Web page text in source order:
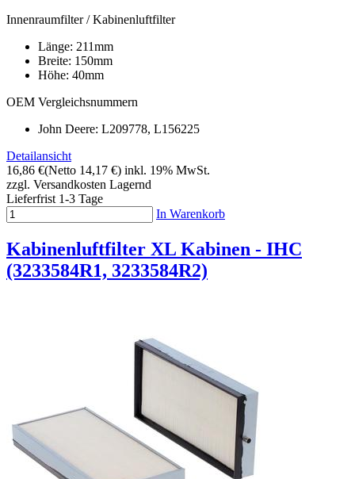
Innenraumfilter / Kabinenluftfilter
Länge: 211mm
Breite: 150mm
Höhe: 40mm
OEM Vergleichsnummern
John Deere: L209778, L156225
Detailansicht
16,86 €(Netto 14,17 €) inkl. 19% MwSt.
zzgl. Versandkosten Lagernd
Lieferfrist 1-3 Tage
In Warenkorb
Kabinenluftfilter XL Kabinen - IHC
(3233584R1, 3233584R2)